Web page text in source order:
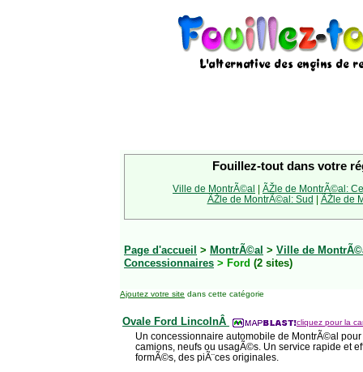
Fouillez-tout dans votre
Ville de MontrÃ©al | ÃŽle de MontrÃ©al:
ÃŽle de MontrÃ©al: Sud | ÃŽle de
Page d'accueil > MontrÃ©al > Ville de
Concessionnaires > Ford (2 sites)
Ajoutez votre site dans cette catégorie
Ovale Ford LincolnÂ cliquez pour la
Un concessionnaire automobile de MontrÃ©al
camions, neufs ou usagÃ©s. Un service rapide et
formÃ©s, des piÃ¨ces originales.